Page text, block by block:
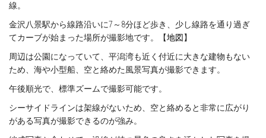
線。
金沢八景駅から線路沿いに7～8分ほど歩き、少し線路を通り過ぎ
てカーブが始まった場所が撮影地です。【地図 】
周辺は公園になっていて、平潟湾も近く付近に大きな建物もない
ため、海や小型船、空と絡めた風景写真が撮影できます。
午後順光で、標準ズームで撮影可能です。
シーサイドラインは架線がないため、空と絡めると非常に広がり
がある写真が撮影できるのが強み。